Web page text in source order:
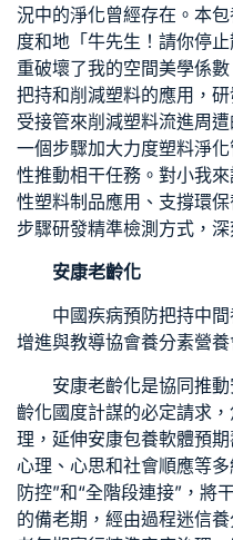
況中的淨化曾經存在。本
度和地「牛先生！請你停
重破壞了我的空間美學係
把持和削減塑料的應用，
受接管來削減塑料流進周
一個步驟加大力度塑料淨
性推動相干任務。對小我
性塑料制品應用、支撐環
步驟研發精準檢測方式，
安康老齡化
中國疾病預防把持中
增進與教導協會養分素營
安康老齡化是協同推
齡化國度計謀的必定請求
理，延伸安康包養軟體預
心理、心思和社會順應等
防控”和“全階段連接”，將
的備老期，經由過程迷信